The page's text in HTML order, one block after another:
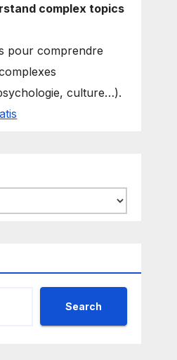
complex topics
pour comprendre
culture…).
Search